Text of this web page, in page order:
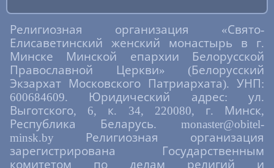
Религиозная организация «Свято-
Елисаветинский женский монастырь в г.
Минске Минской епархии Белорусской
Православной Церкви» (Белорусский
Экзархат Московского Патриархата). УНП:
600684609. Юридический адрес: ул.
Выготского, 6, к. 34, 220080, г. Минск,
Республика Беларусь. monaster@obitel-
minsk.by Религиозная организация
зарегистрирована Государственным
комитетом по делам религий и